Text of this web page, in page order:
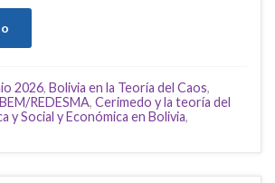
2026, Bolivia en la Teoría del Caos,
REDESMA, Cerimedo y la teoría del
y Social y Económica en Bolivia,